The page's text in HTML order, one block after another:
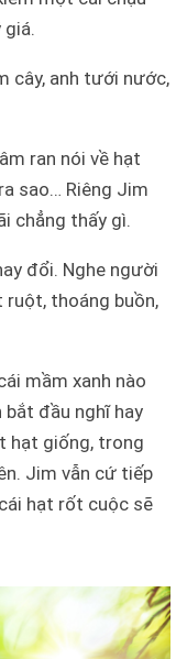
cây, anh tưới nước,
ran nói về hạt
sao… Riêng Jim
chẳng thấy gì.
đổi. Nghe người
ruột, thoáng buồn,
mầm xanh nào
bắt đầu nghĩ hay
hạt giống, trong
Jim vẫn cứ tiếp
hạt rốt cuộc sẽ